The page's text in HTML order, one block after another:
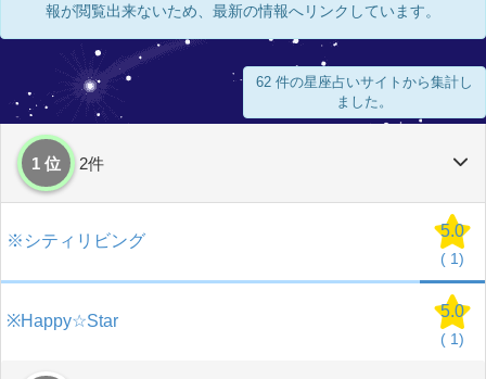
報が閲覧出来ないため、最新の情報へリンクしています。
62 件の星座占いサイトから集計し
ました。
1 位 2件
※シティリビング
5.0
( 1)
※Happy☆Star
5.0
( 1)